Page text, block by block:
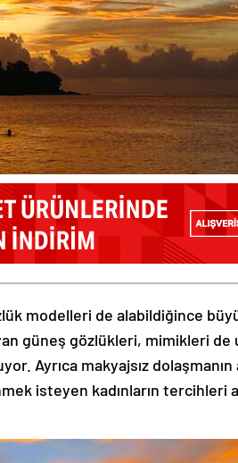
modelleri de alabildiğince
güneş gözlükleri, mimikleri de
Ayrıca makyajsız dolaşmanın
isteyen kadınların tercihleri